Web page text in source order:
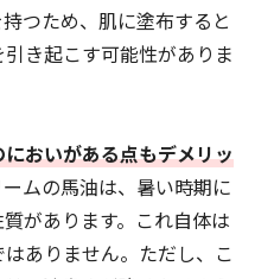
つため、肌に塗布すると
き起こす可能性がありま
おいがある点もデメリッ
ムの馬油は、暑い時期に
があります。これ自体は
ありません。ただし、こ